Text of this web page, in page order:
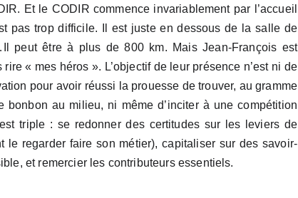
Et le CODIR commence invariablement par l’accueil
pas trop difficile. Il est juste en dessous de la salle de
peut être à plus de 800 km. Mais Jean-François est
« mes héros ». L’objectif de leur présence n’est ni de
pour avoir réussi la prouesse de trouver, au gramme
au milieu, ni même d’inciter à une compétition
triple : se redonner des certitudes sur les leviers de
le regarder faire son métier), capitaliser sur des savoir-
et remercier les contributeurs essentiels.